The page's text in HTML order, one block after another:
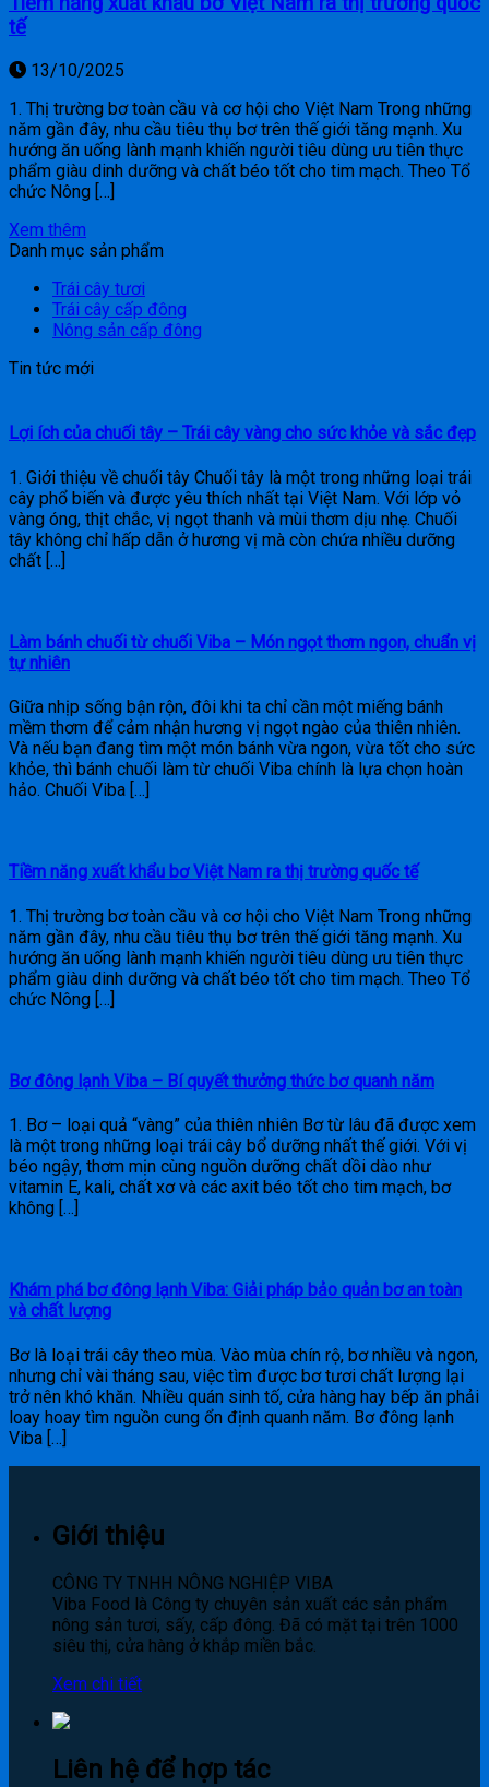
tế
13/10/2025
1. Thị trường bơ toàn cầu và cơ hội cho Việt Nam Trong những
năm gần đây, nhu cầu tiêu thụ bơ trên thế giới tăng mạnh. Xu
hướng ăn uống lành mạnh khiến người tiêu dùng ưu tiên thực
phẩm giàu dinh dưỡng và chất béo tốt cho tim mạch. Theo Tổ
chức Nông […]
Xem thêm
Danh mục sản phẩm
Trái cây tươi
Trái cây cấp đông
Nông sản cấp đông
Tin tức mới
Lợi ích của chuối tây – Trái cây vàng cho sức khỏe và sắc đẹp
1. Giới thiệu về chuối tây Chuối tây là một trong những loại trái
cây phổ biến và được yêu thích nhất tại Việt Nam. Với lớp vỏ
vàng óng, thịt chắc, vị ngọt thanh và mùi thơm dịu nhẹ. Chuối
tây không chỉ hấp dẫn ở hương vị mà còn chứa nhiều dưỡng
chất […]
Làm bánh chuối từ chuối Viba – Món ngọt thơm ngon, chuẩn vị
tự nhiên
Giữa nhịp sống bận rộn, đôi khi ta chỉ cần một miếng bánh
mềm thơm để cảm nhận hương vị ngọt ngào của thiên nhiên.
Và nếu bạn đang tìm một món bánh vừa ngon, vừa tốt cho sức
khỏe, thì bánh chuối làm từ chuối Viba chính là lựa chọn hoàn
hảo. Chuối Viba […]
Tiềm năng xuất khẩu bơ Việt Nam ra thị trường quốc tế
1. Thị trường bơ toàn cầu và cơ hội cho Việt Nam Trong những
năm gần đây, nhu cầu tiêu thụ bơ trên thế giới tăng mạnh. Xu
hướng ăn uống lành mạnh khiến người tiêu dùng ưu tiên thực
phẩm giàu dinh dưỡng và chất béo tốt cho tim mạch. Theo Tổ
chức Nông […]
Bơ đông lạnh Viba – Bí quyết thưởng thức bơ quanh năm
1. Bơ – loại quả “vàng” của thiên nhiên Bơ từ lâu đã được xem
là một trong những loại trái cây bổ dưỡng nhất thế giới. Với vị
béo ngậy, thơm mịn cùng nguồn dưỡng chất dồi dào như
vitamin E, kali, chất xơ và các axit béo tốt cho tim mạch, bơ
không […]
Khám phá bơ đông lạnh Viba: Giải pháp bảo quản bơ an toàn
và chất lượng
Bơ là loại trái cây theo mùa. Vào mùa chín rộ, bơ nhiều và ngon,
nhưng chỉ vài tháng sau, việc tìm được bơ tươi chất lượng lại
trở nên khó khăn. Nhiều quán sinh tố, cửa hàng hay bếp ăn phải
loay hoay tìm nguồn cung ổn định quanh năm. Bơ đông lạnh
Viba […]
Giới thiệu
CÔNG TY TNHH NÔNG NGHIỆP VIBA
Viba Food là Công ty chuyên sản xuất các sản phẩm
nông sản tươi, sấy, cấp đông. Đã có mặt tại trên 1000
siêu thị, cửa hàng ở khắp miền bắc.
Xem chi tiết
Liên hệ để hợp tác